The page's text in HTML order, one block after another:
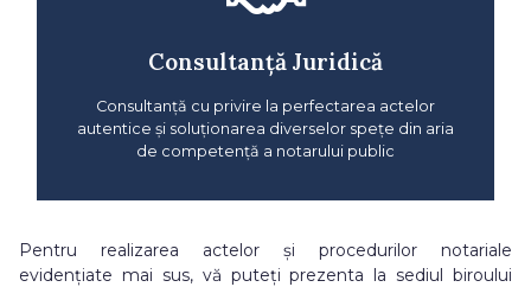
Consultanță Juridică
Consultanță cu privire la perfectarea actelor
autentice și soluționarea diverselor spețe din aria
de competență a notarului public
Pentru realizarea actelor și procedurilor notariale
evidențiate mai sus, vă puteți prezenta la sediul biroului